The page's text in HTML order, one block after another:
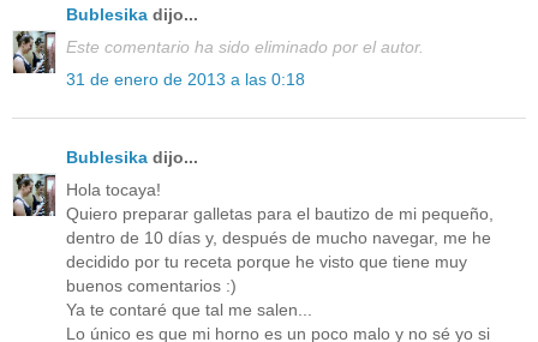
Bublesika dijo...
Este comentario ha sido eliminado por el autor.
31 de enero de 2013 a las 0:18
Bublesika dijo...
Hola tocaya!
Quiero preparar galletas para el bautizo de mi pequeño,
dentro de 10 días y, después de mucho navegar, me he
decidido por tu receta porque he visto que tiene muy
buenos comentarios :)
Ya te contaré que tal me salen...
Lo único es que mi horno es un poco malo y no sé yo si